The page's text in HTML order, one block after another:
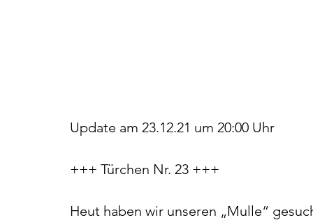
Update am 23.12.21 um 20:00 Uhr
+++ Türchen Nr. 23 +++
Heut haben wir unseren „Mulle“